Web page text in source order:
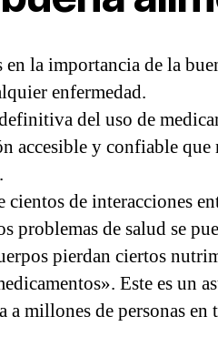
en la importancia de la
enfermedad.
del uso de
y confiable que
de interacciones
de salud se
pierdan ciertos
Este es un
a millones de personas en